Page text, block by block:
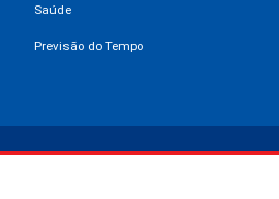
Saúde
Previsão do Tempo